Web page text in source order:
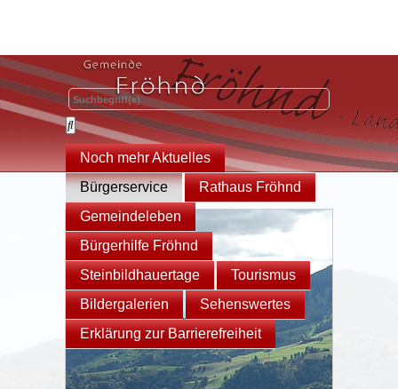
Noch mehr Aktuelles
Bürgerservice
Rathaus Fröhnd
Gemeindeleben
Bürgerhilfe Fröhnd
Steinbildhauertage
Tourismus
Bildergalerien
Sehenswertes
Erklärung zur Barrierefreiheit